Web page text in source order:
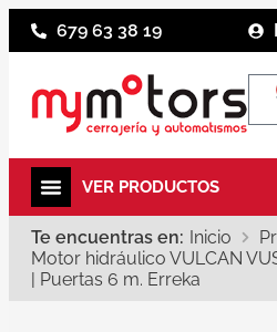
679 63 38 19
Te encuentras en: Inicio
Motor hidráulico VULCAN
| Puertas 6 m. Erreka